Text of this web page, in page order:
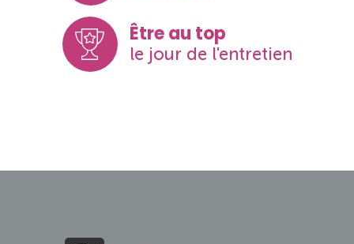
Être au top
le jour de l'entretien